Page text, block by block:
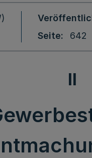
Seite
642
II